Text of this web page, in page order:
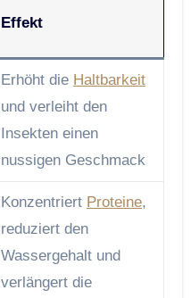
Effekt
Erhöht die Haltbarkeit
und verleiht den
Insekten einen
nussigen Geschmack
Konzentriert Proteine,
reduziert den
Wassergehalt und
verlängert die